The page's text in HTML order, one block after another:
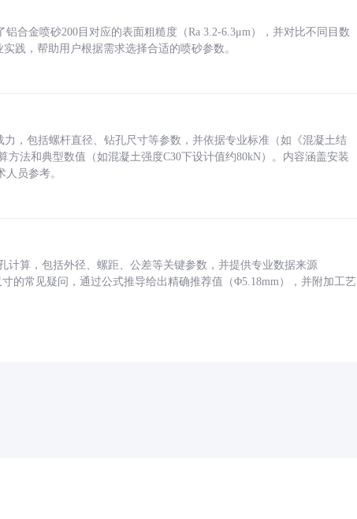
合金喷砂200目对应的表面粗糙度（Ra 3.2-6.3μm），并对比不同目数
践，帮助用户根据需求选择合适的喷砂参数。
，包括螺杆直径、钻孔尺寸等参数，并依据专业标准（如《混凝土结
方法和典型数值（如混凝土强度C30下设计值约80kN）。内容涵盖安装
员参考。
计算，包括外径、螺距、公差等关键参数，并提供专业数据来源
寸的常见疑问，通过公式推导给出精确推荐值（Φ5.18mm），并附加工艺